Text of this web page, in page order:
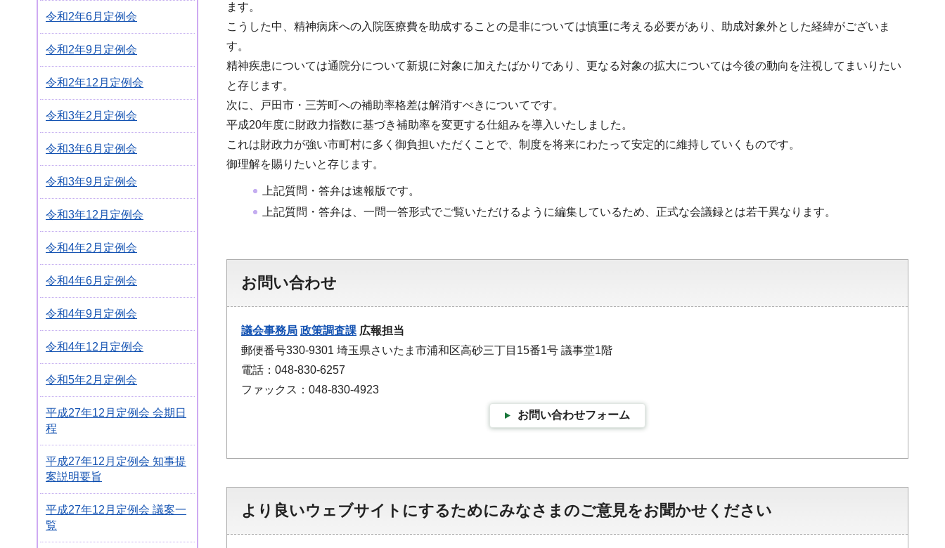
令和2年6月定例会
令和2年9月定例会
令和2年12月定例会
令和3年2月定例会
令和3年6月定例会
令和3年9月定例会
令和3年12月定例会
令和4年2月定例会
令和4年6月定例会
令和4年9月定例会
令和4年12月定例会
令和5年2月定例会
平成27年12月定例会 会期日
程
平成27年12月定例会 知事提
案説明要旨
平成27年12月定例会 議案一
覧
ます。
こうした中、精神病床への入院医療費を助成することの是非については慎重に考える必要があり、助成対象外とした経緯がございま
す。
精神疾患については通院分について新規に対象に加えたばかりであり、更なる対象の拡大については今後の動向を注視してまいりたい
と存じます。
次に、戸田市・三芳町への補助率格差は解消すべきについてです。
平成20年度に財政力指数に基づき補助率を変更する仕組みを導入いたしました。
これは財政力が強い市町村に多く御負担いただくことで、制度を将来にわたって安定的に維持していくものです。
御理解を賜りたいと存じます。
上記質問・答弁は速報版です。
上記質問・答弁は、一問一答形式でご覧いただけるように編集しているため、正式な会議録とは若干異なります。
お問い合わせ
議会事務局 政策調査課 広報担当
郵便番号330-9301 埼玉県さいたま市浦和区高砂三丁目15番1号 議事堂1階
電話：048-830-6257
ファックス：048-830-4923
お問い合わせフォーム
より良いウェブサイトにするためにみなさまのご意見をお聞かせください